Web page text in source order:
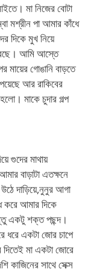
মা নিজের বোটা
মশ্রীন পা আমার কাঁধে
দিকে মুখ নিয়ে
আমি আস্তে
মায়ের গোঙানি বাড়তে
আর রাকিবের
মাকে চুদার গল্প
গুদের মাথায়
বাড়াটা এতক্ষনে
দাড়িয়ে,নুনুর আগা
করে আমার দিকে
একটু শক্ত পছন্দ।
একটা জোর চাপে
দিতেই মা একটা জোরে
সাথে সেক্স